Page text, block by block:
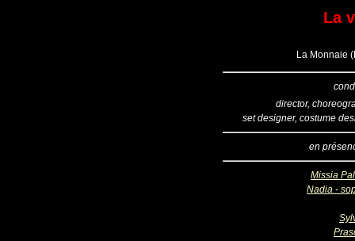
La
La Monnaie
director,
set designer, costume
en
Missia
Nadia -